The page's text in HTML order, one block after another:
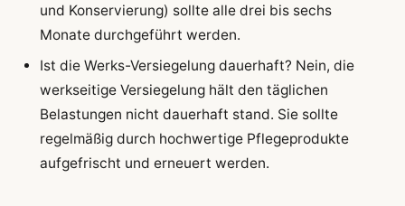
und Konservierung) sollte alle drei bis sechs
Monate durchgeführt werden.
Ist die Werks-Versiegelung dauerhaft? Nein, die
werkseitige Versiegelung hält den täglichen
Belastungen nicht dauerhaft stand. Sie sollte
regelmäßig durch hochwertige Pflegeprodukte
aufgefrischt und erneuert werden.